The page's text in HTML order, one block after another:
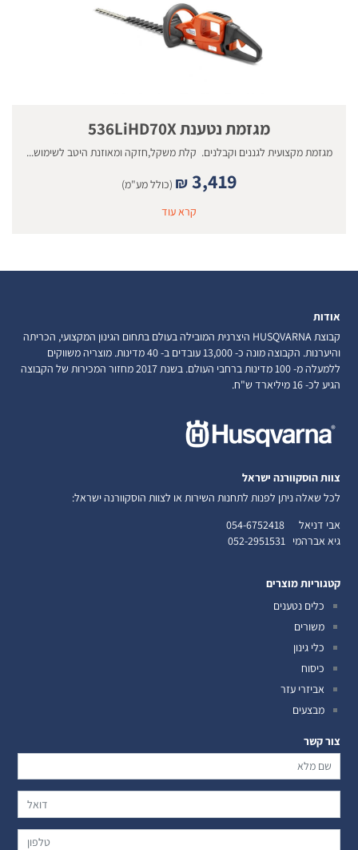
מגזמת נטענת 536LiHD70X
מגזמת מקצועית לגננים וקבלנים. קלת משקל,חזקה ומאוזנת היטב לשימוש...
₪ 3,419
(כולל מע"מ)
קרא עוד
אודות
קבוצת HUSQVARNA היצרנית המובילה בעולם בתחום הגינון המקצועי, הכריתה
והיערנות. הקבוצה מונה כ- 13,000 עובדים ב- 40 מדינות. מוצריה משווקים
ללמעלה מ- 100 מדינות ברחבי העולם. בשנת 2017 מחזור המכירות של הקבוצה
הגיע לכ- 16 מיליארד ש"ח.
צוות הוסקוורנה ישראל
לכל שאלה ניתן לפנות לתחנות השירות או לצוות הוסקוורנה ישראל:
אבי דניאל 054-6752418
גיא אברהמי 052-2951531
קטגוריות מוצרים
כלים נטענים
משורים
כלי גינון
כיסוח
אביזרי עזר
מבצעים
צור קשר